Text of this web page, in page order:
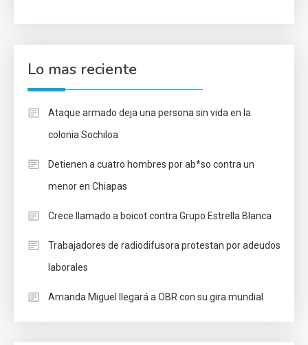
Lo mas reciente
Ataque armado deja una persona sin vida en la
colonia Sochiloa
Detienen a cuatro hombres por ab*so contra un
menor en Chiapas
Crece llamado a boicot contra Grupo Estrella Blanca
Trabajadores de radiodifusora protestan por adeudos
laborales
Amanda Miguel llegará a OBR con su gira mundial